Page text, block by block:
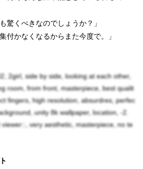
驚くべきなのでしょうか？」
付かなくなるからまた今度で。」
2girl, side by side, looking at each other,
room, from front, masterpiece, best qualit
fingers, high resolution, absurdres, perfec
unity 8k wallpaper, location, -2.
very aesthetic, masterpiece, no te